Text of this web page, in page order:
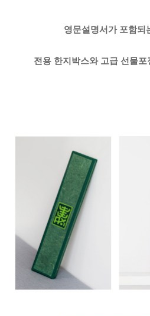
영문설명서가 포함되
전용 한지박스와 고급 선물